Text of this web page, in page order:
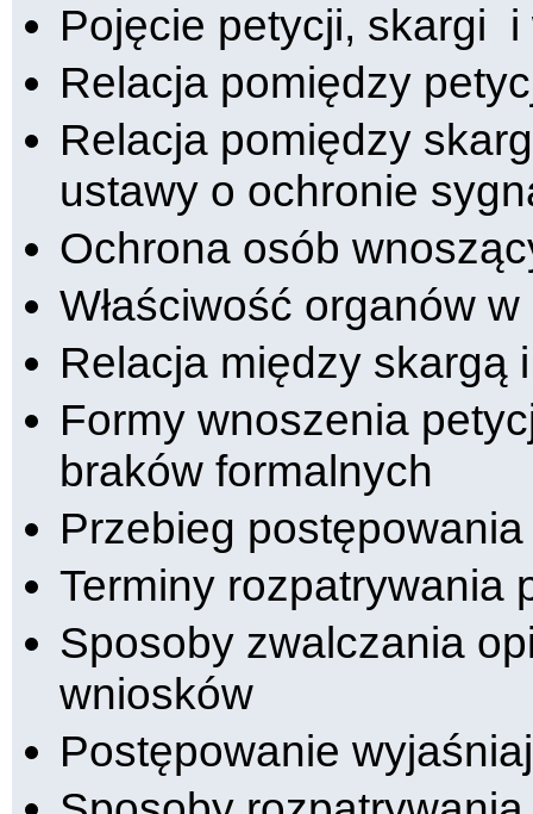
Pojęcie petycji, skargi i
Relacja pomiędzy
Relacja pomiędzy
ustawy o ochronie
Ochrona osób
Właściwość organów
Relacja między skargą
Formy wnoszenia
braków formalnych
Przebieg
Terminy rozpatrywania
Sposoby zwalczania
wniosków
Postępowanie